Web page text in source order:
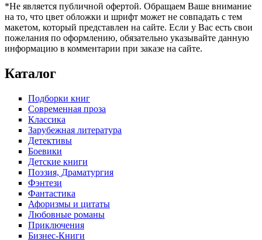
*Не является публичной офертой. Обращаем Ваше внимание
на то, что цвет обложки и шрифт может не совпадать с тем
макетом, который представлен на сайте. Если у Вас есть свои
пожелания по оформлению, обязательно указывайте данную
информацию в комментарии при заказе на сайте.
Каталог
Подборки книг
Современная проза
Классика
Зарубежная литература
Детективы
Боевики
Детские книги
Поэзия, Драматургия
Фэнтези
Фантастика
Афоризмы и цитаты
Любовные романы
Приключения
Бизнес-Книги